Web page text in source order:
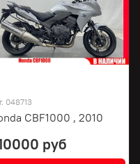
048713
CBF1000 , 2010
руб